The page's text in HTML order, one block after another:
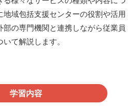
地域包括支援センターの役割や活用
の専門機関と連携しながら従業員
て解説します。
学習内容